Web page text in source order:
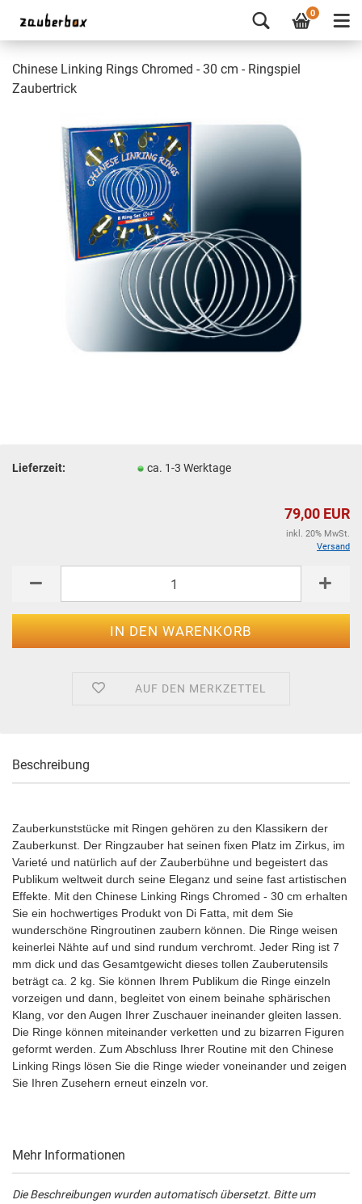
0
Chinese Linking Rings Chromed - 30 cm - Ringspiel
Zaubertrick
Lieferzeit: ca. 1-3 Werktage
79,00 EUR
inkl. 20% MwSt.
Versand
AUF DEN MERKZETTEL
Beschreibung
Zauberkunststücke mit Ringen gehören zu den Klassikern der
Zauberkunst. Der Ringzauber hat seinen fixen Platz im Zirkus, im
Varieté und natürlich auf der Zauberbühne und begeistert das
Publikum weltweit durch seine Eleganz und seine fast artistischen
Effekte. Mit den Chinese Linking Rings Chromed - 30 cm erhalten
Sie ein hochwertiges Produkt von Di Fatta, mit dem Sie
wunderschöne Ringroutinen zaubern können. Die Ringe weisen
keinerlei Nähte auf und sind rundum verchromt. Jeder Ring ist 7
mm dick und das Gesamtgewicht dieses tollen Zauberutensils
beträgt ca. 2 kg. Sie können Ihrem Publikum die Ringe einzeln
vorzeigen und dann, begleitet von einem beinahe sphärischen
Klang, vor den Augen Ihrer Zuschauer ineinander gleiten lassen.
Die Ringe können miteinander verketten und zu bizarren Figuren
geformt werden. Zum Abschluss Ihrer Routine mit den Chinese
Linking Rings lösen Sie die Ringe wieder voneinander und zeigen
Sie Ihren Zusehern erneut einzeln vor.
Mehr Informationen
Die Beschreibungen wurden automatisch übersetzt. Bitte um